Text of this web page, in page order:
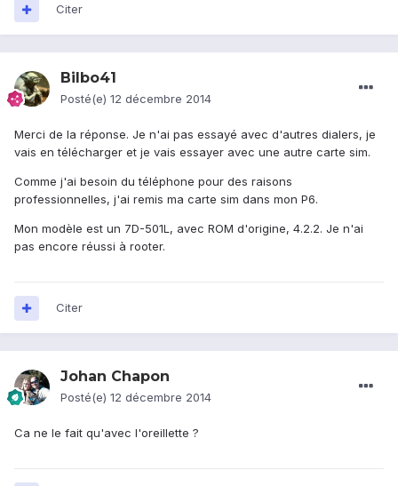
Citer
Bilbo41
Posté(e) 12 décembre 2014
Merci de la réponse. Je n'ai pas essayé avec d'autres dialers, je
vais en télécharger et je vais essayer avec une autre carte sim.
Comme j'ai besoin du téléphone pour des raisons
professionnelles, j'ai remis ma carte sim dans mon P6.
Mon modèle est un 7D-501L, avec ROM d'origine, 4.2.2. Je n'ai
pas encore réussi à rooter.
Citer
Johan Chapon
Posté(e) 12 décembre 2014
Ca ne le fait qu'avec l'oreillette ?